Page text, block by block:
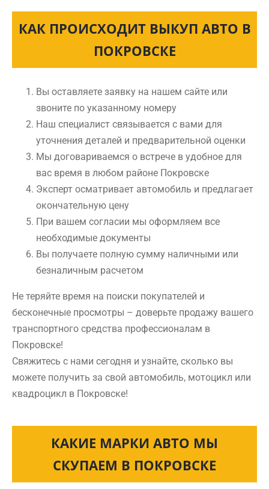
КАК ПРОИСХОДИТ ВЫКУП АВТО В
ПОКРОВСКЕ
Вы оставляете заявку на нашем сайте или
звоните по указанному номеру
Наш специалист связывается с вами для
уточнения деталей и предварительной оценки
Мы договариваемся о встрече в удобное для
вас время в любом районе Покровске
Эксперт осматривает автомобиль и предлагает
окончательную цену
При вашем согласии мы оформляем все
необходимые документы
Вы получаете полную сумму наличными или
безналичным расчетом
Не теряйте время на поиски покупателей и
бесконечные просмотры – доверьте продажу вашего
транспортного средства профессионалам в
Покровске!
Свяжитесь с нами сегодня и узнайте, сколько вы
можете получить за свой автомобиль, мотоцикл или
квадроцикл в Покровске!
КАКИЕ МАРКИ АВТО МЫ
СКУПАЕМ В ПОКРОВСКЕ